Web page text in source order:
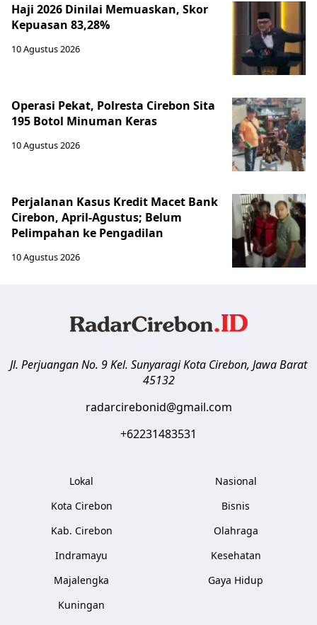
Haji 2026 Dinilai Memuaskan, Skor
Kepuasan 83,28%
10 Agustus 2026
Operasi Pekat, Polresta Cirebon Sita
195 Botol Minuman Keras
10 Agustus 2026
Perjalanan Kasus Kredit Macet Bank
Cirebon, April-Agustus; Belum
Pelimpahan ke Pengadilan
10 Agustus 2026
Jl. Perjuangan No. 9 Kel. SunyaragiKota Cirebon, Jawa Barat
45132
radarcirebonid@gmail.com
+62231483531
Lokal
Kota Cirebon
Kab. Cirebon
Indramayu
Majalengka
Kuningan
Nasional
Bisnis
Olahraga
Kesehatan
Gaya Hidup